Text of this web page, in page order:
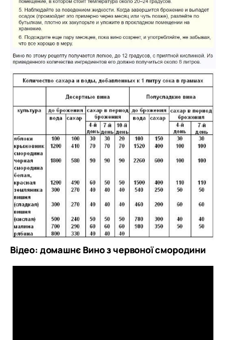
Відео: домашнє Вино з червоної смородини